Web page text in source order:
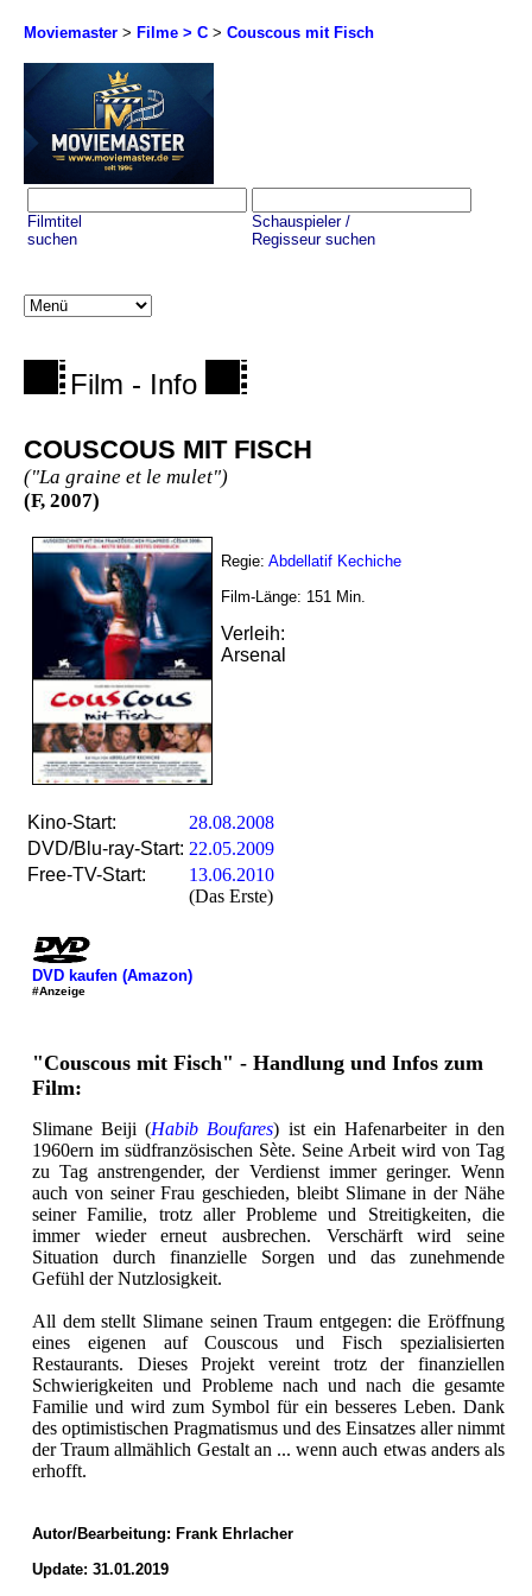
Moviemaster > Filme > C > Couscous mit Fisch
Filmtitel
suchen
Schauspieler /
Regisseur suchen
Film - Info
COUSCOUS MIT FISCH
("La graine et le mulet")
(F, 2007)
Regie: Abdellatif Kechiche
Film-Länge: 151 Min.
Verleih:
Arsenal
Kino-Start:
28.08.2008
DVD/Blu-ray-Start: 22.05.2009
Free-TV-Start:
13.06.2010
(Das Erste)
DVD kaufen (Amazon)
#Anzeige
"Couscous mit Fisch" - Handlung und Infos zum
Film:
Slimane Beiji (Habib Boufares) ist ein Hafenarbeiter in den
1960ern im südfranzösischen Sète. Seine Arbeit wird von Tag
zu Tag anstrengender, der Verdienst immer geringer. Wenn
auch von seiner Frau geschieden, bleibt Slimane in der Nähe
seiner Familie, trotz aller Probleme und Streitigkeiten, die
immer wieder erneut ausbrechen. Verschärft wird seine
Situation durch finanzielle Sorgen und das zunehmende
Gefühl der Nutzlosigkeit.
All dem stellt Slimane seinen Traum entgegen: die Eröffnung
eines eigenen auf Couscous und Fisch spezialisierten
Restaurants. Dieses Projekt vereint trotz der finanziellen
Schwierigkeiten und Probleme nach und nach die gesamte
Familie und wird zum Symbol für ein besseres Leben. Dank
des optimistischen Pragmatismus und des Einsatzes aller nimmt
der Traum allmählich Gestalt an ... wenn auch etwas anders als
erhofft.
Autor/Bearbeitung: Frank Ehrlacher
Update: 31.01.2019